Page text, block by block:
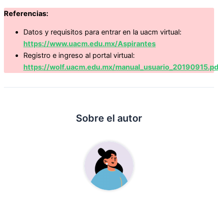
Referencias:
Datos y requisitos para entrar en la uacm virtual:
https://www.uacm.edu.mx/Aspirantes
Registro e ingreso al portal virtual:
https://wolf.uacm.edu.mx/
Sobre el autor